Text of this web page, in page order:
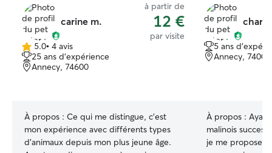
carine m.
à partir de
12 €
par visite
5.0 étoile(s)
sur
5
5.0• 4 avis
25 ans d'expérience
Annecy, 74600
À propos : Ce qui me distingue, c'est
mon expérience avec différents types
d'animaux depuis mon plus jeune âge.
5 ans
Annecy, 74000
À propos :
malinois
je me propose